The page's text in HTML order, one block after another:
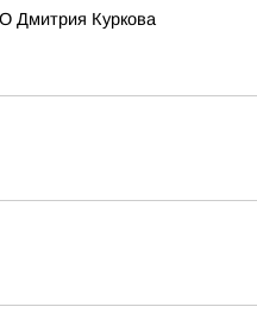
Дмитрия Куркова